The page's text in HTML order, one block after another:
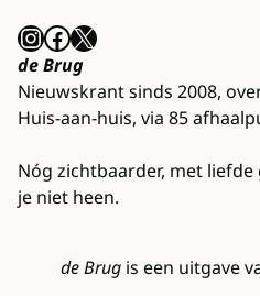
InstagramFacebook X
de Brug
Nieuwskrant sinds 2008,
Huis-aan-huis, via 85
Nóg zichtbaarder, met liefde
je niet heen.
de Brug is een uitgave